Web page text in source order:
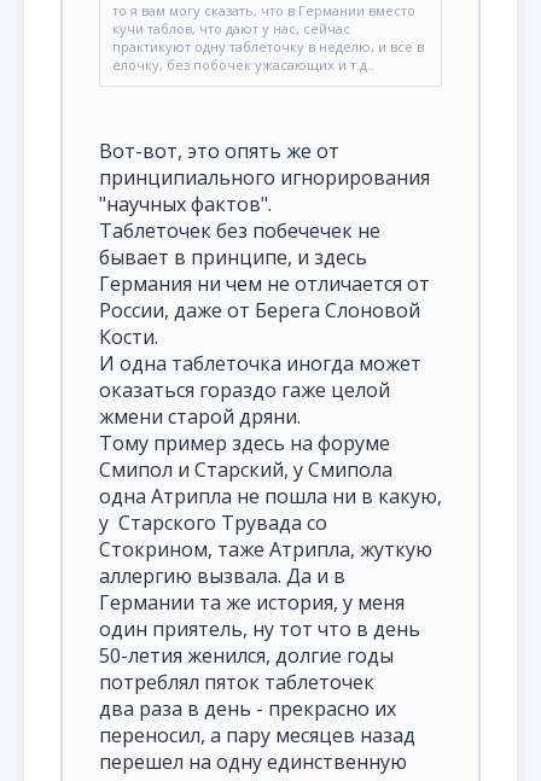
то я вам могу сказать, что в Германии вместо
кучи таблов, что дают у нас, сейчас
практикуют одну таблеточку в неделю, и все в
ёлочку, без побочек ужасающих и т.д..
Вот-вот, это опять же от
принципиального игнорирования
"научных фактов".
Таблеточек без побечечек не
бывает в принципе, и здесь
Германия ни чем не отличается от
России, даже от Берега Слоновой
Кости.
И одна таблеточка иногда может
оказаться гораздо гаже целой
жмени старой дряни.
Тому пример здесь на форуме
Смипол и Старский, у Смипола
одна Атрипла не пошла ни в какую,
у Старского Трувада со
Стокрином, таже Атрипла, жуткую
аллергию вызвала. Да и в
Германии та же история, у меня
один приятель, ну тот что в день
50-летия женился, долгие годы
потреблял пяток таблеточек
два раза в день - прекрасно их
переносил, а пару месяцев назад
перешел на одну единственную